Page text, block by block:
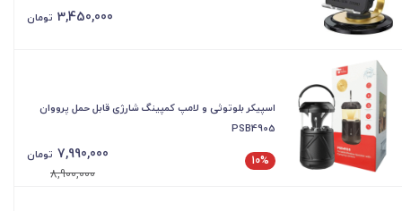
3,450,000 تومان
اسپیکر بلوتوثی و لامپ کمپینگ شارژی قابل حمل پرووان
PSB4905
10%
7,990,000 تومان
8,900,000